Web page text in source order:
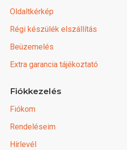
Oldaltkérkép
Régi készülék elszállítás
Beüzemelés
Extra garancia tájékoztató
Fiókkezelés
Fiókom
Rendeléseim
Hírlevél